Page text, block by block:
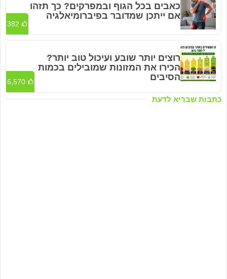
כתבות שבריא לדעת
כאבים בכל הגוף ובמפרקים? כך תזהו
אם ייתכן שמדובר בפיברומיאלגיה
382
רוצים יותר שובע ועיכול טוב יותר?
הכירו את המזונות שמובילים בכמות
הסיבים
6,570